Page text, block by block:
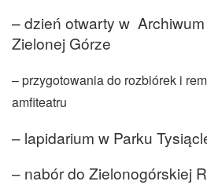
– dzień otwarty w
Zielonej Górze
– przygotowania do rozbiórek i
amfiteatru
– lapidarium w Parku
– nabór do Zielonogórskiej